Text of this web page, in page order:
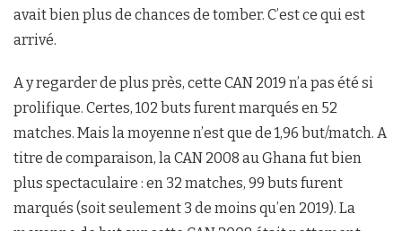
avait bien plus de chances de tomber. C’est ce qui est
arrivé.
A y regarder de plus près, cette CAN 2019 n’a pas été si
prolifique. Certes, 102 buts furent marqués en 52
matches. Mais la moyenne n’est que de 1,96 but/match. A
titre de comparaison, la CAN 2008 au Ghana fut bien
plus spectaculaire : en 32 matches, 99 buts furent
marqués (soit seulement 3 de moins qu’en 2019). La